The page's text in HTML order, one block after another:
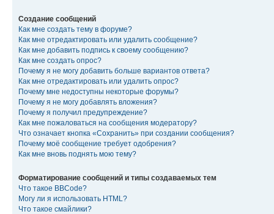
Создание сообщений
Как мне создать тему в форуме?
Как мне отредактировать или удалить сообщение?
Как мне добавить подпись к своему сообщению?
Как мне создать опрос?
Почему я не могу добавить больше вариантов ответа?
Как мне отредактировать или удалить опрос?
Почему мне недоступны некоторые форумы?
Почему я не могу добавлять вложения?
Почему я получил предупреждение?
Как мне пожаловаться на сообщения модератору?
Что означает кнопка «Сохранить» при создании сообщения?
Почему моё сообщение требует одобрения?
Как мне вновь поднять мою тему?
Форматирование сообщений и типы создаваемых тем
Что такое BBCode?
Могу ли я использовать HTML?
Что такое смайлики?